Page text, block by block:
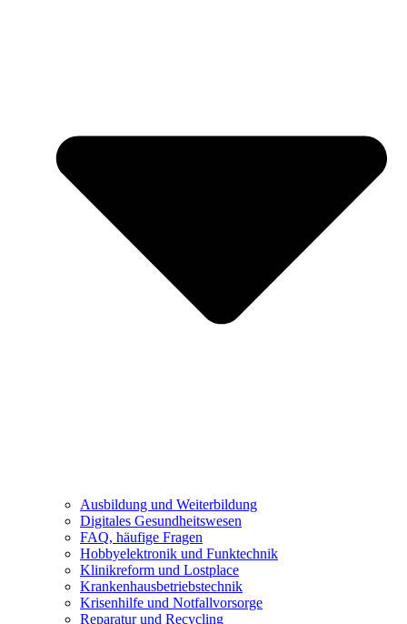
Ausbildung und Weiterbildung
Digitales Gesundheitswesen
FAQ, häufige Fragen
Hobbyelektronik und Funktechnik
Klinikreform und Lostplace
Krankenhausbetriebstechnik
Krisenhilfe und Notfallvorsorge
Reparatur und Recycling